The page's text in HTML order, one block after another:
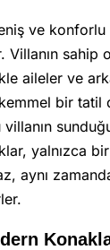
ve konforlu
Villanın sahip
aileler ve
bir tatil
villanın
yalnızca
aynı